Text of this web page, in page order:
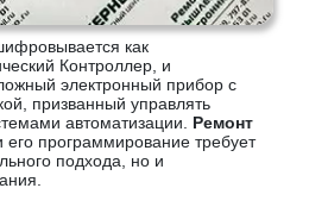
как
Контроллер, и
электронный прибор с
призванный управлять
автоматизации. Ремонт
и его программирование требует
подхода, но и